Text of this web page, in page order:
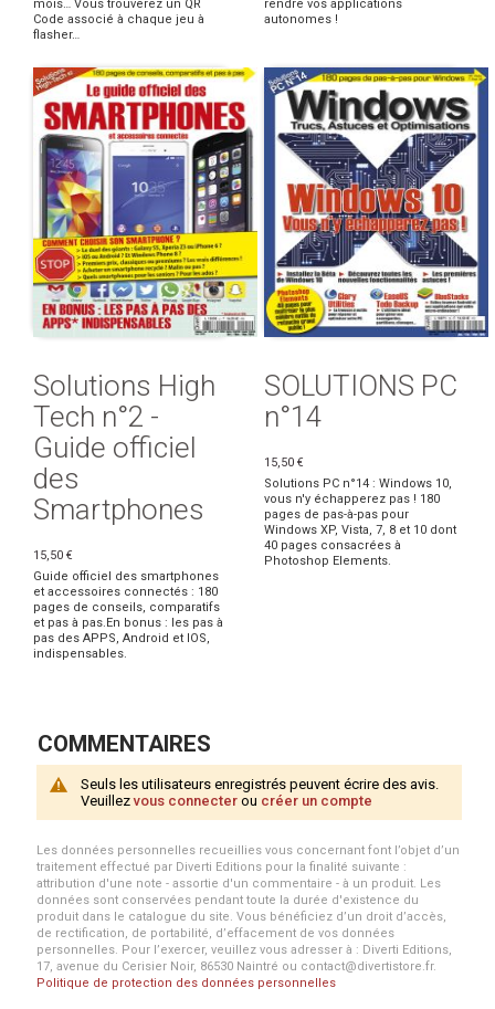
mois… Vous trouverez un QR
Code associé à chaque jeu à
flasher…
rendre vos applications
autonomes !
Solutions High
Tech n°2 -
Guide officiel
des
Smartphones
15,50 €
Guide officiel des smartphones
et accessoires connectés : 180
pages de conseils, comparatifs
et pas à pas.En bonus : les pas à
pas des APPS, Android et IOS,
indispensables.
SOLUTIONS PC
n°14
15,50 €
Solutions PC n°14 : Windows 10,
vous n'y échapperez pas ! 180
pages de pas-à-pas pour
Windows XP, Vista, 7, 8 et 10 dont
40 pages consacrées à
Photoshop Elements.
COMMENTAIRES
Seuls les utilisateurs enregistrés peuvent écrire des avis.
Veuillezvous connecter ou créer un compte
Les données personnelles recueillies vous concernant font l’objet d’un
traitement effectué par Diverti Editions pour la finalité suivante :
attribution d'une note - assortie d'un commentaire - à un produit. Les
données sont conservées pendant toute la durée d'existence du
produit dans le catalogue du site. Vous bénéficiez d’un droit d’accès,
de rectification, de portabilité, d’effacement de vos données
personnelles. Pour l’exercer, veuillez vous adresser à : Diverti Editions,
17, avenue du Cerisier Noir, 86530 Naintré ou contact@divertistore.fr.
Politique de protection des données personnelles